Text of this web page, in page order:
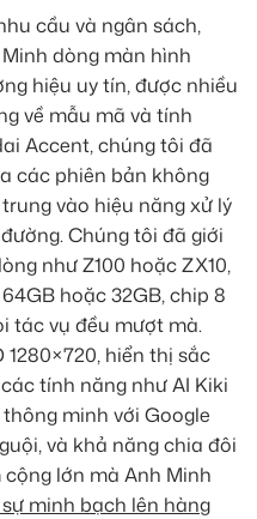
cầu và ngân sách,
dòng màn hình
hiệu uy tín, được nhiều
về mẫu mã và tính
Accent, chúng tôi đã
các phiên bản không
vào hiệu năng xử lý
Chúng tôi đã giới
như Z100 hoặc ZX10,
hoặc 32GB, chip 8
tác vụ đều mượt mà.
hiển thị sắc
tính năng như AI Kiki
minh với Google
và khả năng chia đôi
lớn mà Anh Minh
minh bạch lên hàng